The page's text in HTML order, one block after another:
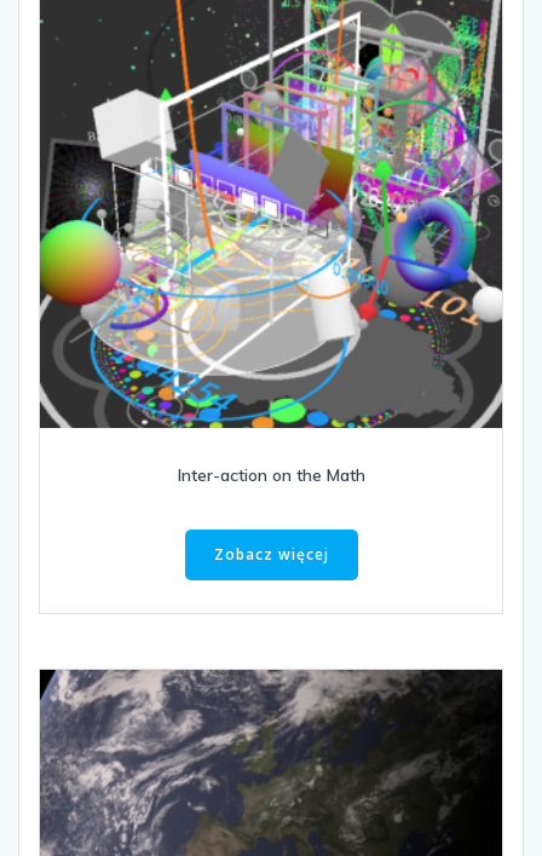
Inter-action on the Math
Zobacz więcej